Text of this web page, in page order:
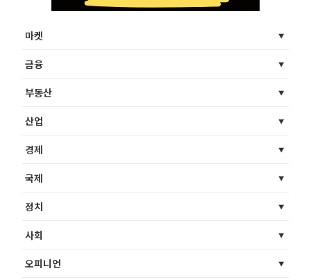
마켓
금융
부동산
산업
경제
국제
정치
사회
오피니언